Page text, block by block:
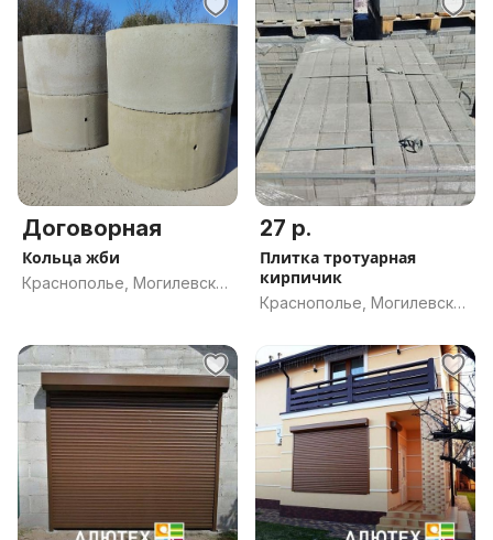
Договорная
Кольца жби
Краснополье, Могилевская
27 р.
Плитка тротуарная
кирпичик
Краснополье, Могилевская